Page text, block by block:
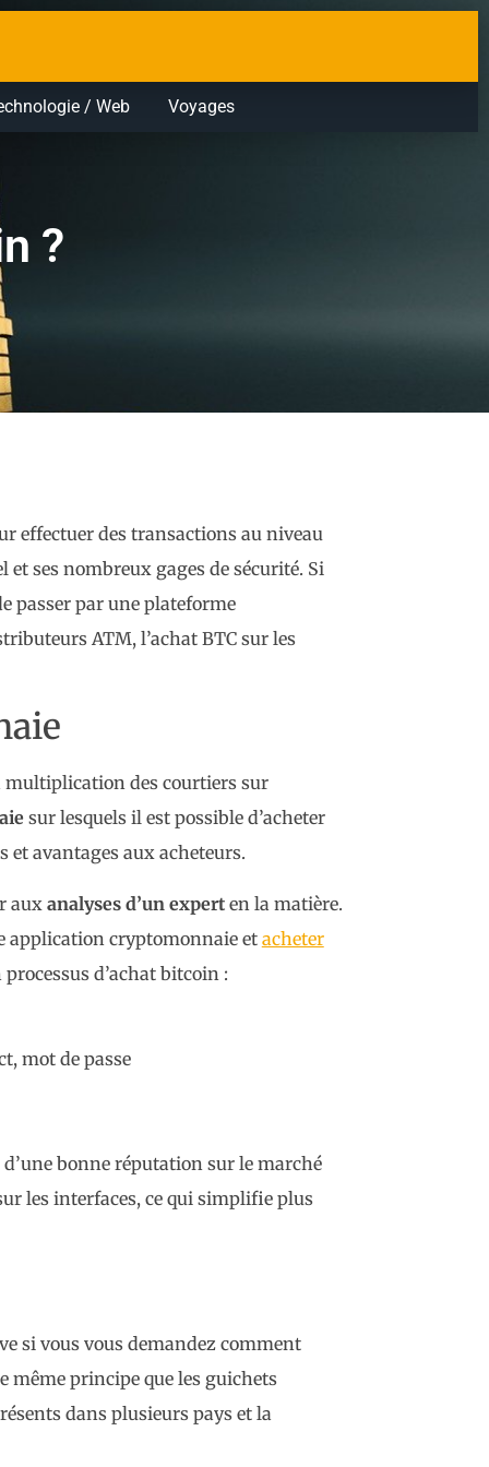
/ Web Voyages
?
effectuer des transactions au niveau
ses nombreux gages de sécurité. Si
passer par une plateforme
ATM, l’achat BTC sur les
multiplication des courtiers sur
sur lesquels il est possible d’acheter
et avantages aux acheteurs.
aux analyses d’un expert en la matière.
application cryptomonnaie et acheter
d’achat bitcoin :
mot de passe
bonne réputation sur le marché
les interfaces, ce qui simplifie plus
si vous vous demandez comment
même principe que les guichets
dans plusieurs pays et la